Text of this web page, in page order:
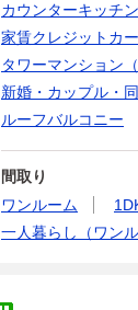
カウンターキッチン
家賃クレジットカ
タワーマンション
新婚・カップル・
ルーフバルコニー
間取り
ワンルーム
一人暮らし（ワン